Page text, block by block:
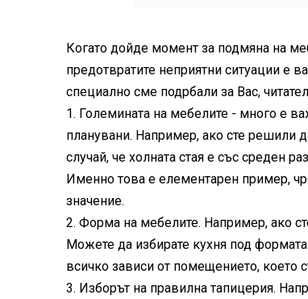
Когато дойде момент за подмяна на
предотвратите неприятни ситуации е
специално сме подрбали за Вас,
1. Големината на мебелите - много е
планувани. Например, ако сте решили
случай, че холната стая е със среден
Именно това е елементарен пример,
значение.
2. Форма на мебелите. Например, ако
Можете да избирате кухня под
всичко зависи от помещението, което
3. Изборът на правилна тапицерия.